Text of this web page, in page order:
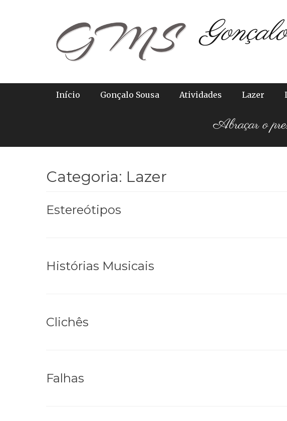
Primary Menu
Início Gonçalo Sousa Atividades Lazer
Abraçar o
Categoria: Lazer
Estereótipos
Histórias Musicais
Clichês
Falhas